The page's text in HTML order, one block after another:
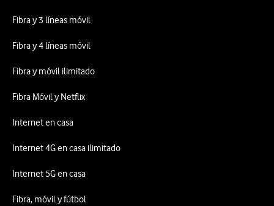
Fibra y 3 líneas móvil
Fibra y 4 líneas móvil
Fibra y móvil ilimitado
Fibra Móvil y Netflix
Internet en casa
Internet 4G en casa ilimitado
Internet 5G en casa
Fibra, móvil y fútbol